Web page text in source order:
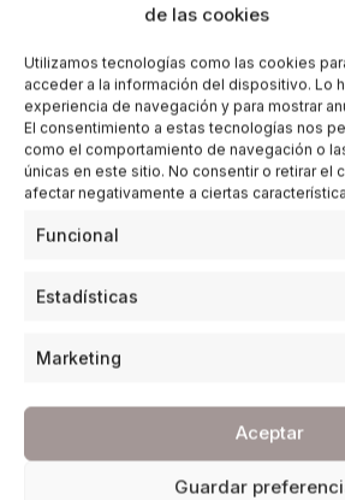
de las cookies
Utilizamos tecnologías como las cookies
acceder a la información del dispositivo. Lo
experiencia de navegación y para mostrar
El consentimiento a estas tecnologías nos
como el comportamiento de navegación o
únicas en este sitio. No consentir o retirar el
afectar negativamente a ciertas
Funcional
Estadísticas
Marketing
Aceptar
Guardar